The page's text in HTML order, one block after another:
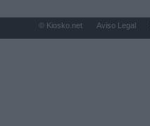
© Kiosko.net Aviso Legal